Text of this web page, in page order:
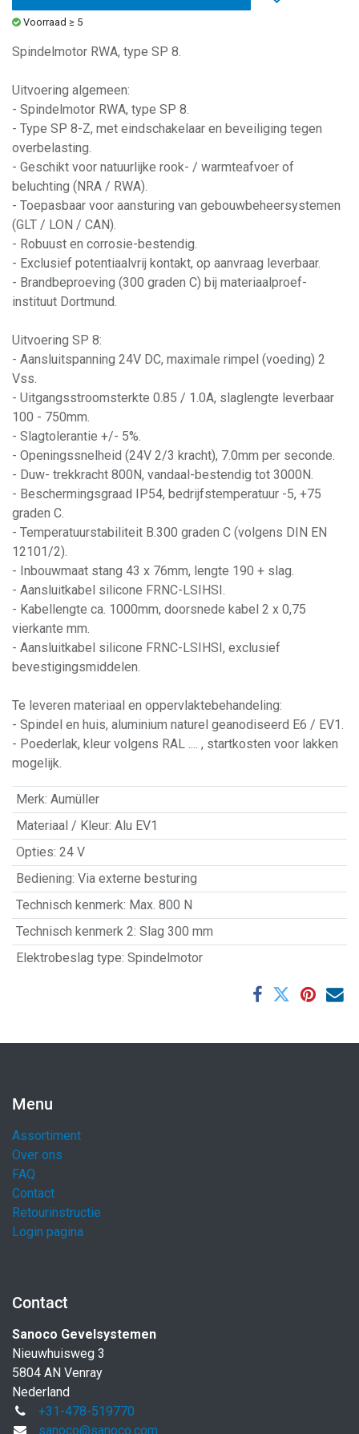
Voorraad ≥ 5
Spindelmotor RWA, type SP 8.
Uitvoering algemeen:
- Spindelmotor RWA, type SP 8.
- Type SP 8-Z, met eindschakelaar en beveiliging tegen
overbelasting.
- Geschikt voor natuurlijke rook- / warmteafvoer of
beluchting (NRA / RWA).
- Toepasbaar voor aansturing van gebouwbeheersystemen
(GLT / LON / CAN).
- Robuust en corrosie-bestendig.
- Exclusief potentiaalvrij kontakt, op aanvraag leverbaar.
- Brandbeproeving (300 graden C) bij materiaalproef-
instituut Dortmund.
Uitvoering SP 8:
- Aansluitspanning 24V DC, maximale rimpel (voeding) 2
Vss.
- Uitgangsstroomsterkte 0.85 / 1.0A, slaglengte leverbaar
100 - 750mm.
- Slagtolerantie +/- 5%.
- Openingssnelheid (24V 2/3 kracht), 7.0mm per seconde.
- Duw- trekkracht 800N, vandaal-bestendig tot 3000N.
- Beschermingsgraad IP54, bedrijfstemperatuur -5, +75
graden C.
- Temperatuurstabiliteit B.300 graden C (volgens DIN EN
12101/2).
- Inbouwmaat stang 43 x 76mm, lengte 190 + slag.
- Aansluitkabel silicone FRNC-LSIHSI.
- Kabellengte ca. 1000mm, doorsnede kabel 2 x 0,75
vierkante mm.
- Aansluitkabel silicone FRNC-LSIHSI, exclusief
bevestigingsmiddelen.
Te leveren materiaal en oppervlaktebehandeling:
- Spindel en huis, aluminium naturel geanodiseerd E6 / EV1.
- Poederlak, kleur volgens RAL .... , startkosten voor lakken
mogelijk.
Merk: Aumüller
Materiaal / Kleur: Alu EV1
Opties: 24 V
Bediening: Via externe besturing
Technisch kenmerk: Max. 800 N
Technisch kenmerk 2: Slag 300 mm
Elektrobeslag type: Spindelmotor
Menu
Assortiment
Over ons
FAQ
Contact
Retourinstructie
Login pagina
Contact
Sanoco Gevelsystemen
Nieuwhuisweg 3
5804 AN Venray
Nederland
+31-478-519770
sanoco@sanoco.com